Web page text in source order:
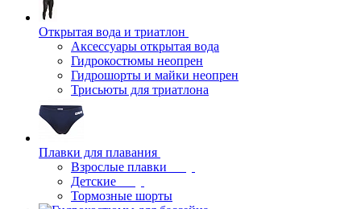
Открытая вода и триатлон
Аксессуары открытая вода
Гидрокостюмы неопрен
Гидрошорты и майки неопрен
Трисьюты для триатлона
Плавки для плавания
Взрослые плавки
Детские
Тормозные шорты